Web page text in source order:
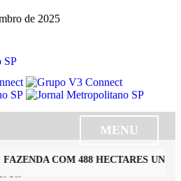
de 2025
MENU
COM 488 HECTARES UNE